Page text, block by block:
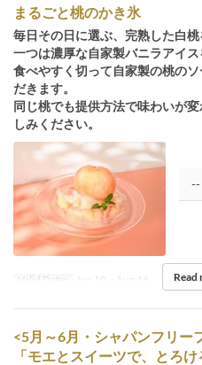
まるごと桃のかき氷
毎日その日に選ぶ、完熟した白桃
一つは濃厚な自家製バニラアイ
食べやすく切って自家製の桃の
だきます。
同じ桃でも提供方法で味わいが
しみください。
Valid Dates Jun 10 ~ Aug 16 Read
<5月～6月・シャパンフリー
「モエとスイーツで、とろ